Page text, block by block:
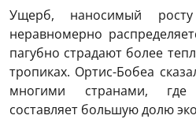
Ущерб, наносимый росту
неравномерно
пагубно страдают более
тропиках. Ортис-Бобеа
многими странами, где
составляет большую долю